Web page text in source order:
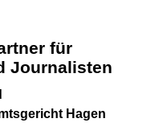
für
Journalisten
Hagen